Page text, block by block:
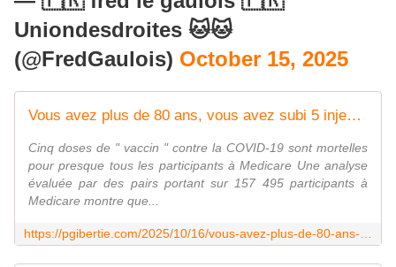
Uniondesdroites 🐱🐱
(@FredGaulois) October 15, 2025
Vous avez plus de 80 ans, vous avez subi 5 injections covid arnm, vous êtes toujours vivant? Vous êtes un miraculé !
Cinq doses de " vaccin " contre la COVID-19 sont mortelles
pour presque tous les participants à Medicare Une analyse
évaluée par des pairs portant sur 157 495 participants à
Medicare montre que...